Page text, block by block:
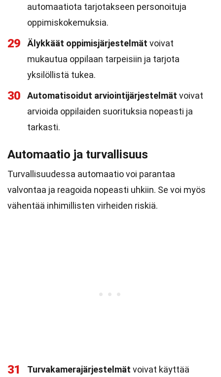
automaatiota tarjotakseen personoituja
oppimiskokemuksia.
29 Älykkäät oppimisjärjestelmät voivat
mukautua oppilaan tarpeisiin ja tarjota
yksilöllistä tukea.
30 Automatisoidut arviointijärjestelmät voivat
arvioida oppilaiden suorituksia nopeasti ja
tarkasti.
Automaatio ja turvallisuus
Turvallisuudessa automaatio voi parantaa
valvontaa ja reagoida nopeasti uhkiin. Se voi myös
vähentää inhimillisten virheiden riskiä.
31 Turvakamerajärjestelmät voivat käyttää